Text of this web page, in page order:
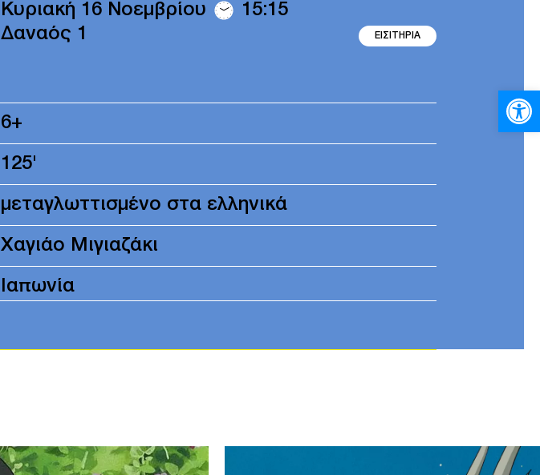
Κυριακή 16 Νοεμβρίου
15:15
Δαναός 1
ΕΙΣΙΤΗΡΙΑ
6+
125'
μεταγλωττισμένο στα ελληνικά
Χαγιάο Μιγιαζάκι
Ιαπωνία